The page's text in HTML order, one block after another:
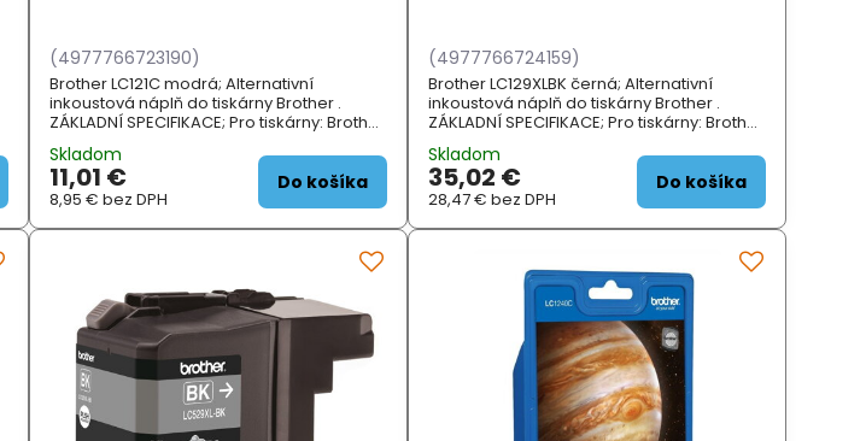
(4977766723190)
Brother LC121C modrá; Alternativní
inkoustová náplň do tiskárny Brother .
ZÁKLADNÍ SPECIFIKACE; Pro tiskárny: Brother
DCPJ552DW, DCPJ752DW, MFC...
Skladom
11,01 €
8,95 €bez DPH
Do košíka
(4977766724159)
Brother LC129XLBK černá; Alternativní
inkoustová náplň do tiskárny Brother .
ZÁKLADNÍ SPECIFIKACE; Pro tiskárny: Brother
Barva:...
Skladom
35,02 €
28,47 €bez DPH
Do košíka